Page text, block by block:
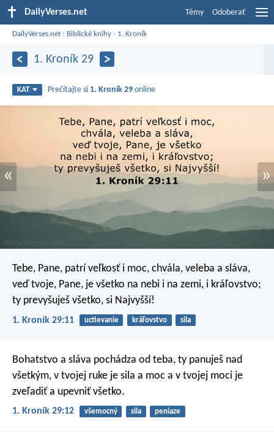
DailyVerses.net Témy Odoberať
DailyVerses.net › Biblické knihy › 1. Kroník
1. Kroník 29
KAT Prečítajte si 1. Kroník 29 online
« »
Tebe, Pane, patrí veľkosť i moc, chvála, veleba a sláva,
veď tvoje, Pane, je všetko na nebi i na zemi, i kráľovstvo;
ty prevyšuješ všetko, si Najvyšší!
1. Kroník 29:11 uctievanie kráľovstvo sila
Bohatstvo a sláva pochádza od teba, ty panuješ nad
všetkým, v tvojej ruke je sila a moc a v tvojej moci je
zveľadiť a upevniť všetko.
1. Kroník 29:12 všemocný sila peniaze